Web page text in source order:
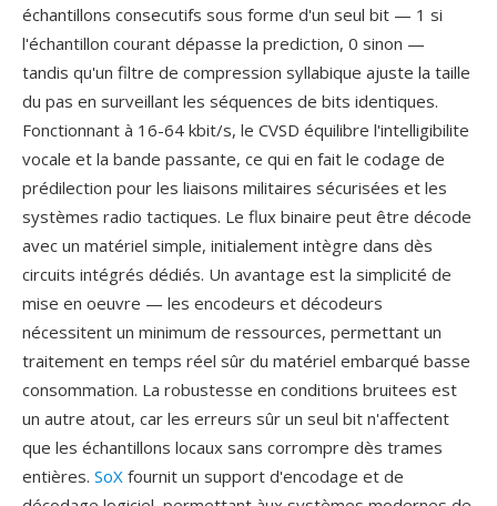
échantillons consecutifs sous forme d'un seul bit — 1 si
l'échantillon courant dépasse la prediction, 0 sinon —
tandis qu'un filtre de compression syllabique ajuste la taille
du pas en surveillant les séquences de bits identiques.
Fonctionnant à 16-64 kbit/s, le CVSD équilibre l'intelligibilite
vocale et la bande passante, ce qui en fait le codage de
prédilection pour les liaisons militaires sécurisées et les
systèmes radio tactiques. Le flux binaire peut être décode
avec un matériel simple, initialement intègre dans dès
circuits intégrés dédiés. Un avantage est la simplicité de
mise en oeuvre — les encodeurs et décodeurs
nécessitent un minimum de ressources, permettant un
traitement en temps réel sûr du matériel embarqué basse
consommation. La robustesse en conditions bruitees est
un autre atout, car les erreurs sûr un seul bit n'affectent
que les échantillons locaux sans corrompre dès trames
entières. SoX fournit un support d'encodage et de